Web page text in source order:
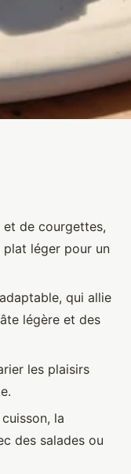
:
et de courgettes,
léger pour un
qui allie
légère et des
les plaisirs
la
des salades ou